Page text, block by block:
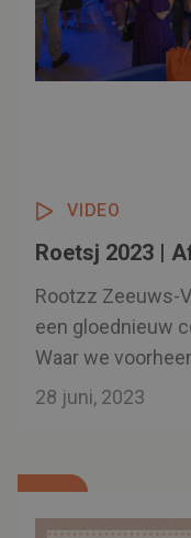
VIDEO
Roetsj 2023 |
Rootzz Zeeuws-
een gloednieuw
Waar we
in het
Video gemaakt
28 juni, 2023